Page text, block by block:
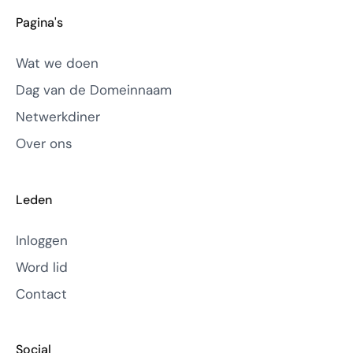
Pagina's
Wat we doen
Dag van de Domeinnaam
Netwerkdiner
Over ons
Leden
Inloggen
Word lid
Contact
Social